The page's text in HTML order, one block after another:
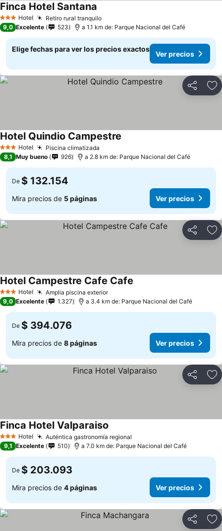
3 Estrellas
Hotel Retiro rural tranquilo
Finca Hotel Santana
9,0 Excelente 523 a 1.1 km de: Parque Nacional del Café
Elige fechas para ver los precios exactos
Ver precios
Compartir
3 Estrellas
Hotel Piscina climatizada
Hotel Quindio Campestre
8,1 Muy bueno 926 a 2.8 km de: Parque Nacional del Café
De $ 132.154
Mira precios de 5 páginas Ver precios
Compartir
3 Estrellas
Hotel Amplia piscina exterior
Hotel Campestre Cafe Cafe
9,0 Excelente 1.327 a 3.4 km de: Parque Nacional del Café
De $ 394.076
Mira precios de 8 páginas Ver precios
Compartir
3 Estrellas
Hotel Auténtica gastronomía regional
Finca Hotel Valparaiso
9,1 Excelente 510 a 7.0 km de: Parque Nacional del Café
De $ 203.093
Mira precios de 4 páginas Ver precios
Compartir